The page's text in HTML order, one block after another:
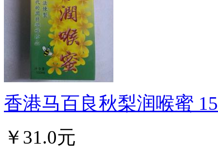
香港马百良秋梨润喉蜜
￥31.0元